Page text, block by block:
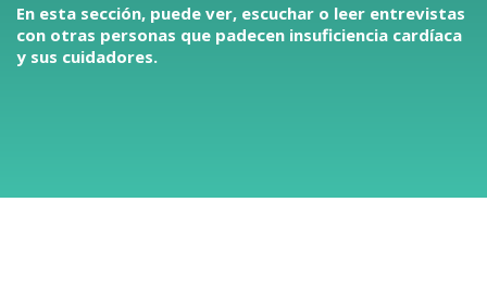
En esta sección, puede ver, escuchar o leer entrevistas
con otras personas que padecen insuficiencia cardíaca
y sus cuidadores.